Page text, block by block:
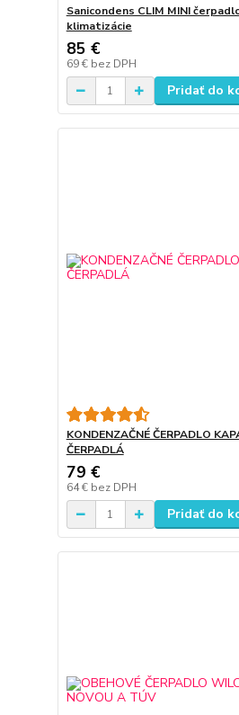
Sanicondens CLIM MINI
klimatizácie
85 €
69 € bez DPH
Pridať do
KONDENZAČNÉ ČERPADLO
ČERPADLÁ
79 €
64 € bez DPH
Pridať do